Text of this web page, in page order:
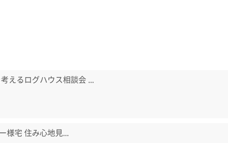
えるログハウス相談会 ...
様宅 住み心地見...